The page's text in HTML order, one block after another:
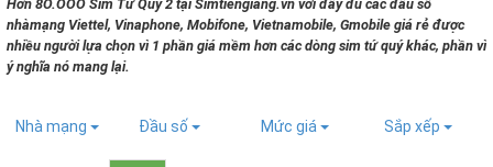
Hơn 8O.OOO Sim Tứ Quý 2 tại Simtiengiang.vn với đầy đủ các đầu số
nhàmạng Viettel, Vinaphone, Mobifone, Vietnamobile, Gmobile giá rẻ được
nhiều người lựa chọn vì 1 phần giá mềm hơn các dòng sim tứ quý khác, phần vì
ý nghĩa nó mang lại.
Nhà mạng Đầu số Mức giá Sắp xếp